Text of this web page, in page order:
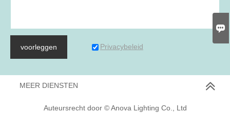
voorleggen Privacybeleid
MEER DIENSTEN
Auteursrecht door © Anova Lighting Co., Ltd
